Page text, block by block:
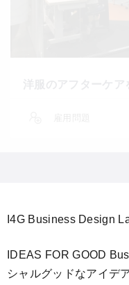
I4G Business Design
IDEAS FOR GOOD
シャルグッドなアイデ